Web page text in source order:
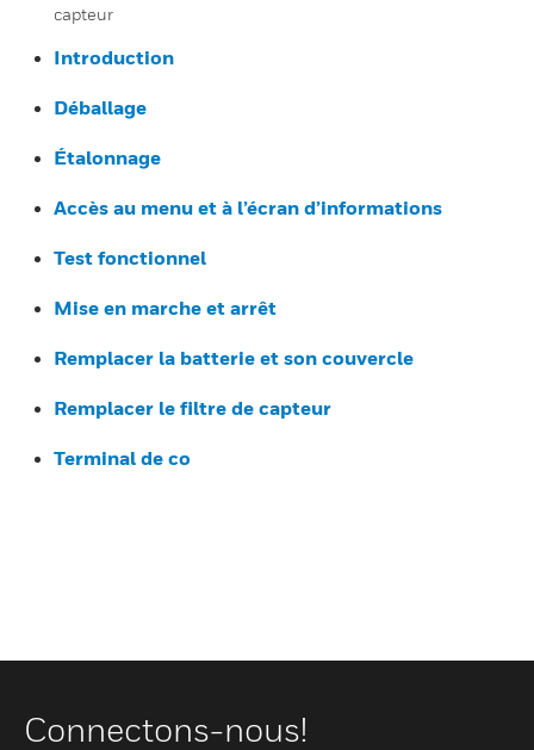
capteur
Introduction
Déballage
Étalonnage
Accès au menu et à l’écran d’informations
Test fonctionnel
Mise en marche et arrêt
Remplacer la batterie et son couvercle
Remplacer le filtre de capteur
Terminal de co
Connectons-nous!